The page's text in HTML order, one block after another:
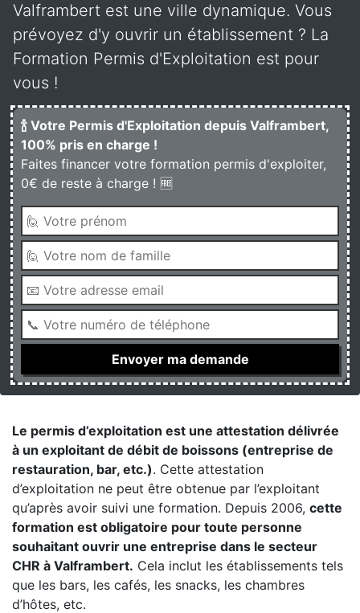
Valframbert est une ville dynamique. Vous
prévoyez d'y ouvrir un établissement ? La
Formation Permis d'Exploitation est pour
vous !
🍾 Votre Permis d'Exploitation depuis Valframbert,
100% pris en charge !
Faites financer votre formation permis d'exploiter,
0€ de reste à charge ! 🆓
Le permis d’exploitation est une attestation délivrée
à un exploitant de débit de boissons (entreprise de
restauration, bar, etc.). Cette attestation
d’exploitation ne peut être obtenue par l’exploitant
qu’après avoir suivi une formation. Depuis 2006, cette
formation est obligatoire pour toute personne
souhaitant ouvrir une entreprise dans le secteur
CHR à Valframbert. Cela inclut les établissements tels
que les bars, les cafés, les snacks, les chambres
d’hôtes, etc.